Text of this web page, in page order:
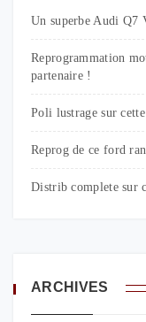
Un superbe Audi Q7
Reprogrammation
partenaire !
Poli lustrage sur
Reprog de ce ford
Distrib complete sur
ARCHIVES